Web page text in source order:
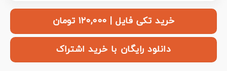
خرید تکی فایل | ۱۲۰,۰۰۰ تومان
دانلود رایگان با خرید اشتراک